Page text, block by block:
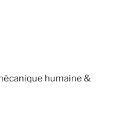
humaine &